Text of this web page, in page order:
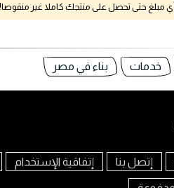
أي مبلغ حتى تحصل على منتجك كاملا غير
خدمات بناء في مصر
إتصل بنا إتفاقية الإستخدام